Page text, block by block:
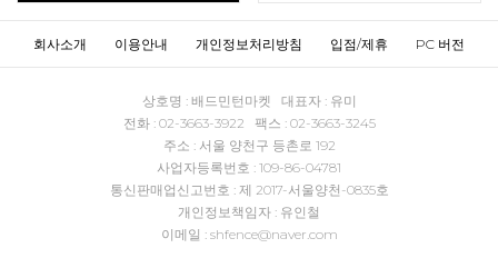
회사소개 이용안내 개인정보처리방침 입점/제휴 PC 버전
상호명 : 배드민턴마켓 대표자 : 유미
전화 : 02-3663-3922 팩스 : 02-3663-3245
주소 : 서울 양천구 등촌로 192
사업자등록번호 : 109-86-04781
통신판매업신고번호 : 제 2017-서울양천-0835호
개인정보책임자 : 유인철
이메일 : shfence@naver.com